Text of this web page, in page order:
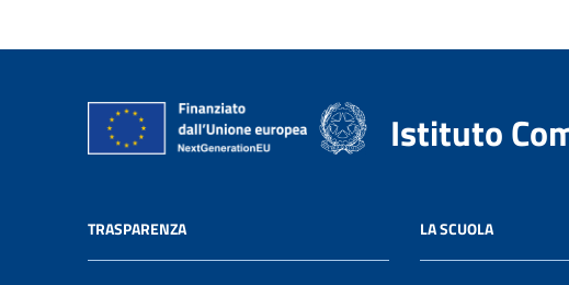
Istituto
TRASPARENZA LA SCUOLA